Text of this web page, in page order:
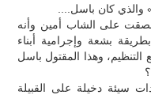
والذي كان باسل....
لصقت على الشاب أمين وأنه
بشعة وإجرامية أبناء
وهذا المقتول باسل
سيئة دخيلة على القبيلة